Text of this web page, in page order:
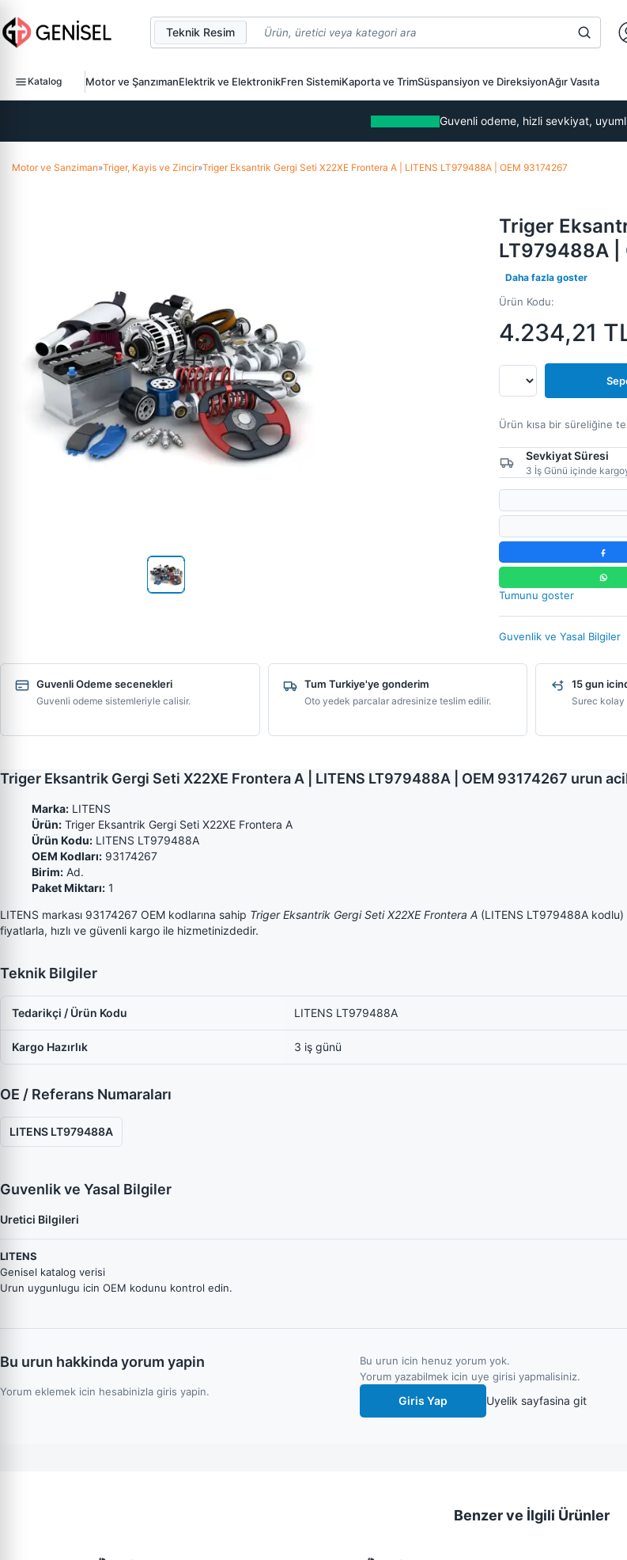
Teknik Resim
Katalog Motor ve ŞanzımanElektrik ve ElektronikFren SistemiKaporta ve TrimSüspansiyon ve DireksiyonAğır Vasıta
Guvenli odeme, hizli sevkiyat,
Motor ve Sanziman»Triger, Kayis ve Zincir»Triger Eksantrik Gergi Seti X22XE Frontera A | LITENS LT979488A | OEM 93174267
Triger
LT979488A |
Daha fazla goster
Ürün Kodu:
4.234,21
Ürün kısa bir süreliğine
Sevkiyat Süresi
3 İş Günü içinde
Tumunu goster
Guvenlik ve Yasal Bilgiler
Guvenli Odeme secenekleri
Guvenli odeme sistemleriyle calisir.
Tum Turkiye'ye gonderim
Oto yedek parcalar adresinize teslim edilir.
15 gun
Surec
Triger Eksantrik Gergi Seti X22XE Frontera A | LITENS LT979488A | OEM 93174267 urun
Marka: LITENS
Ürün: Triger Eksantrik Gergi Seti X22XE Frontera A
Ürün Kodu: LITENS LT979488A
OEM Kodları: 93174267
Birim: Ad.
Paket Miktarı: 1
LITENS markası 93174267 OEM kodlarına sahip Triger Eksantrik Gergi Seti X22XE Frontera A (LITENS LT979488A
fiyatlarla, hızlı ve güvenli kargo ile hizmetinizdedir.
Teknik Bilgiler
Tedarikçi / Ürün Kodu LITENS LT979488A
Kargo Hazırlık 3 iş günü
OE / Referans Numaraları
LITENS LT979488A
Guvenlik ve Yasal Bilgiler
Uretici Bilgileri
LITENS
Genisel katalog verisi
Urun uygunlugu icin OEM kodunu kontrol edin.
Bu urun hakkinda yorum yapin
Yorum eklemek icin hesabinizla giris yapin.
Bu urun icin henuz yorum yok.
Yorum yazabilmek icin uye girisi yapmalisiniz.
Giris Yap Uyelik sayfasina git
Benzer ve İlgili Ürünler